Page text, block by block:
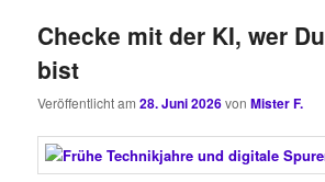
Checke mit der KI, wer Du
bist
Veröffentlicht am28. Juni 2026vonMister F.